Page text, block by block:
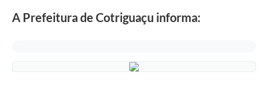
A Prefeitura de Cotriguaçu informa: